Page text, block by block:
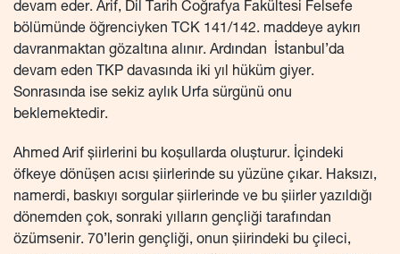
devam eder. Arif, Dil Tarih Coğrafya Fakültesi Felsefe
bölümünde öğrenciyken TCK 141/142. maddeye aykırı
davranmaktan gözaltına alınır. Ardından İstanbul’da
devam eden TKP davasında iki yıl hüküm giyer.
Sonrasında ise sekiz aylık Urfa sürgünü onu
beklemektedir.
Ahmed Arif şiirlerini bu koşullarda oluşturur. İçindeki
öfkeye dönüşen acısı şiirlerinde su yüzüne çıkar. Haksızı,
namerdi, baskıyı sorgular şiirlerinde ve bu şiirler yazıldığı
dönemden çok, sonraki yılların gençliği tarafından
özümsenir. 70’lerin gençliği, onun şiirindeki bu çileci,